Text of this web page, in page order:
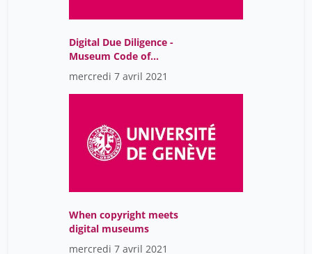
Digital Due Diligence -
Museum Code of
conduct: practices and
legal challenges
mercredi 7 avril 2021
When copyright meets
digital museums
mercredi 7 avril 2021